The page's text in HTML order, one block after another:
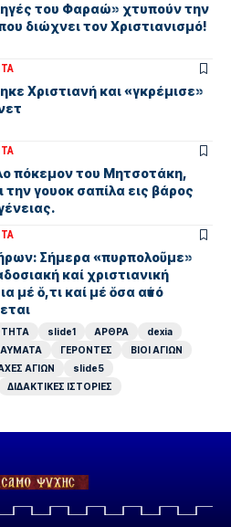
του Φαραώ» χτυπούν την
διώχνει τον Χριστιανισμό!
Χριστιανή και «γκρέμισε»
πόκεμον του Μητσοτάκη,
την γουοκ σαπίλα εις βάρος
Σήμερα «πυρπολοῦμε»
καί χριστιανική
μέ ὅ,τι καί μέ ὅσα αὐτό
slide1 ΑΡΘΡΑ
dexia
ΓΕΡΟΝΤΕΣ
ΒΙΟΙ ΑΓΙΩΝ
ΑΓΙΩΝ
slide5
ΔΙΔΑΚΤΙΚΕΣ ΙΣΤΟΡΙΕΣ